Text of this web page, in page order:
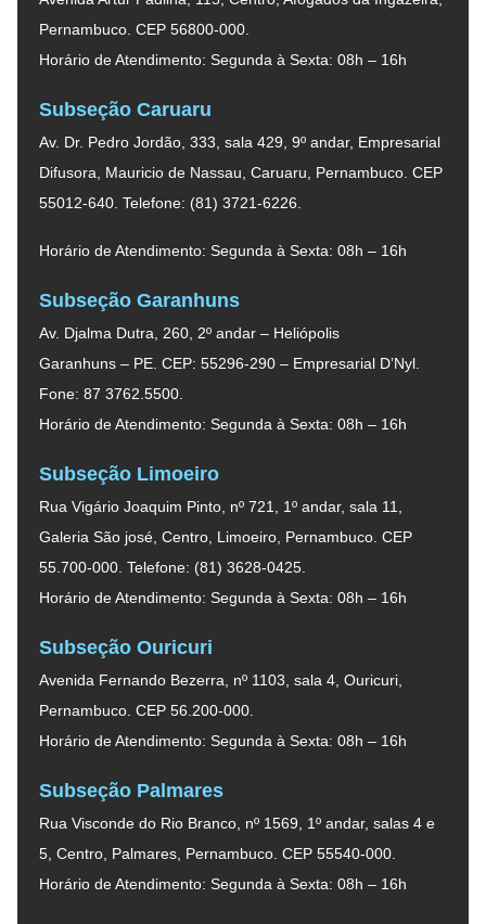
Pernambuco. CEP 56800-000.
Horário de Atendimento: Segunda à Sexta: 08h – 16h
Subseção Caruaru
Av. Dr. Pedro Jordão, 333, sala 429, 9º andar, Empresarial
Difusora, Mauricio de Nassau, Caruaru, Pernambuco. CEP
55012-640. Telefone: (81) 3721-6226.
Horário de Atendimento: Segunda à Sexta: 08h – 16h
Subseção Garanhuns
Av. Djalma Dutra, 260, 2º andar – Heliópolis
Garanhuns – PE. CEP: 55296-290 – Empresarial D’Nyl.
Fone: 87 3762.5500.
Horário de Atendimento: Segunda à Sexta: 08h – 16h
Subseção Limoeiro
Rua Vigário Joaquim Pinto, nº 721, 1º andar, sala 11,
Galeria São josé, Centro, Limoeiro, Pernambuco. CEP
55.700-000. Telefone: (81) 3628-0425.
Horário de Atendimento: Segunda à Sexta: 08h – 16h
Subseção Ouricuri
Avenida Fernando Bezerra, nº 1103, sala 4, Ouricuri,
Pernambuco. CEP 56.200-000.
Horário de Atendimento: Segunda à Sexta: 08h – 16h
Subseção Palmares
Rua Visconde do Rio Branco, nº 1569, 1º andar, salas 4 e
5, Centro, Palmares, Pernambuco. CEP 55540-000.
Horário de Atendimento: Segunda à Sexta: 08h – 16h